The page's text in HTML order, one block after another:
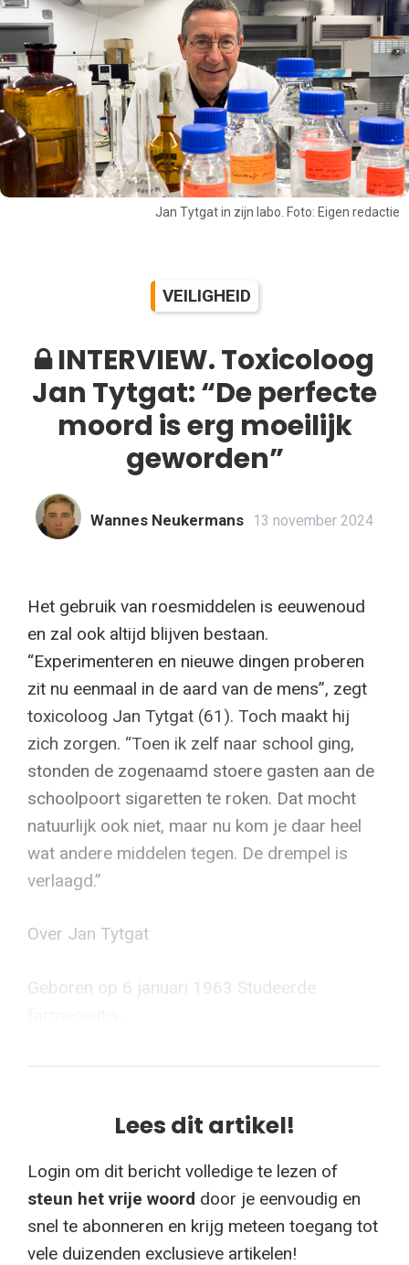
Jan Tytgat in zijn labo. Foto: Eigen redactie
VEILIGHEID
INTERVIEW. Toxicoloog
Jan Tytgat: “De perfecte
moord is erg moeilijk
geworden”
Wannes Neukermans 13 november 2024
Het gebruik van roesmiddelen is eeuwenoud
en zal ook altijd blijven bestaan.
“Experimenteren en nieuwe dingen proberen
zit nu eenmaal in de aard van de mens”, zegt
toxicoloog Jan Tytgat (61). Toch maakt hij
zich zorgen. “Toen ik zelf naar school ging,
stonden de zogenaamd stoere gasten aan de
schoolpoort sigaretten te roken. Dat mocht
natuurlijk ook niet, maar nu kom je daar heel
wat andere middelen tegen. De drempel is
verlaagd.”
Over Jan Tytgat
Geboren op 6 januari 1963 Studeerde
Lees dit artikel!
Login om dit bericht volledige te lezen of
steun het vrije woord door je eenvoudig en
snel te abonneren en krijg meteen toegang tot
vele duizenden exclusieve artikelen!